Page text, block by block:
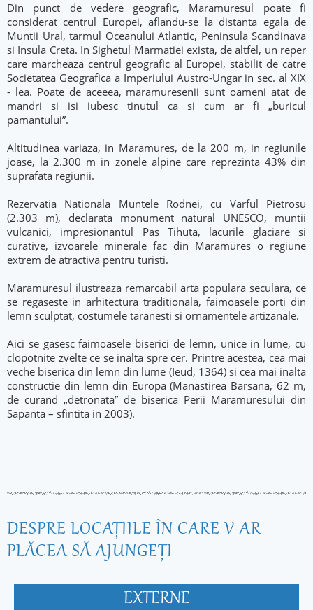
Din punct de vedere geografic, Maramuresul poate fi
considerat centrul Europei, aflandu-se la distanta egala de
Muntii Ural, tarmul Oceanului Atlantic, Peninsula Scandinava
si Insula Creta. In Sighetul Marmatiei exista, de altfel, un reper
care marcheaza centrul geografic al Europei, stabilit de catre
Societatea Geografica a Imperiului Austro-Ungar in sec. al XIX
- lea. Poate de aceeea, maramuresenii sunt oameni atat de
mandri si isi iubesc tinutul ca si cum ar fi „buricul
pamantului”.
Altitudinea variaza, in Maramures, de la 200 m, in regiunile
joase, la 2.300 m in zonele alpine care reprezinta 43% din
suprafata regiunii.
Rezervatia Nationala Muntele Rodnei, cu Varful Pietrosu
(2.303 m), declarata monument natural UNESCO, muntii
vulcanici, impresionantul Pas Tihuta, lacurile glaciare si
curative, izvoarele minerale fac din Maramures o regiune
extrem de atractiva pentru turisti.
Maramuresul ilustreaza remarcabil arta populara seculara, ce
se regaseste in arhitectura traditionala, faimoasele porti din
lemn sculptat, costumele taranesti si ornamentele artizanale.
Aici se gasesc faimoasele biserici de lemn, unice in lume, cu
clopotnite zvelte ce se inalta spre cer. Printre acestea, cea mai
veche biserica din lemn din lume (Ieud, 1364) si cea mai inalta
constructie din lemn din Europa (Manastirea Barsana, 62 m,
de curand „detronata” de biserica Perii Maramuresului din
Sapanta – sfintita in 2003).
DESPRE LOCAŢIILE ÎN CARE V-AR
PLĂCEA SĂ AJUNGEŢI
EXTERNE